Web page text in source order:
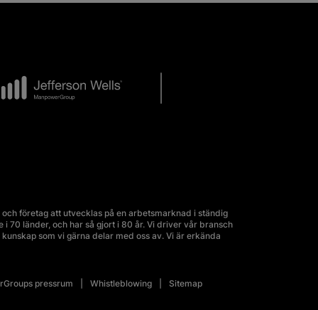
företag att utvecklas på en arbetsmarknad i ständig
70 länder, och har så gjort i 80 år. Vi driver vår bransch
som vi gärna delar med oss av. Vi är erkända
pressrum Whistleblowing Sitemap